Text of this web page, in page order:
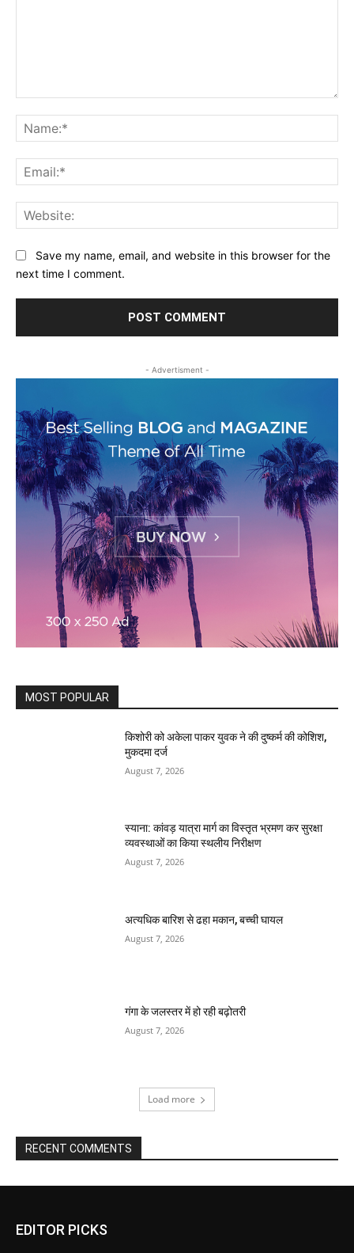
Save my name, email, and website in this browser for the
next time I comment.
- Advertisment -
MOST POPULAR
किशोरी को अकेला पाकर युवक ने की दुष्कर्म की कोशिश,
मुकदमा दर्ज
August 7, 2026
स्याना: कांवड़ यात्रा मार्ग का विस्तृत भ्रमण कर सुरक्षा
व्यवस्थाओं का किया स्थलीय निरीक्षण
August 7, 2026
अत्यधिक बारिश से ढहा मकान, बच्ची घायल
August 7, 2026
गंगा के जलस्तर में हो रही बढ़ोतरी
August 7, 2026
Load more
RECENT COMMENTS
EDITOR PICKS